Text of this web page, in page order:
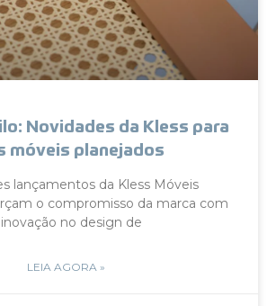
Novidades da Kless para
móveis planejados
lançamentos da Kless Móveis
o compromisso da marca com
no design de
LEIA AGORA »